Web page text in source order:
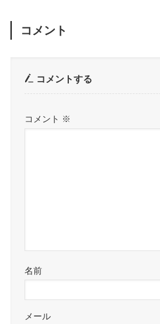
コメント
コメントする
コメント ※
名前
メール